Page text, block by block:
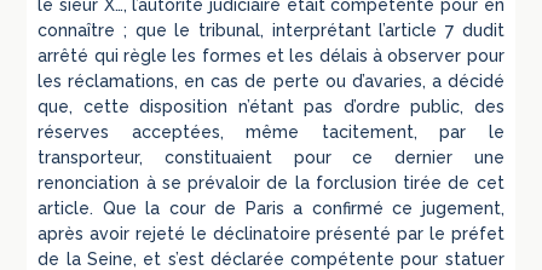
le sieur X…, l’autorité judiciaire était compétente pour en
connaître ; que le tribunal, interprétant l’article 7 dudit
arrêté qui règle les formes et les délais à observer pour
les réclamations, en cas de perte ou d’avaries, a décidé
que, cette disposition n’étant pas d’ordre public, des
réserves acceptées, même tacitement, par le
transporteur, constituaient pour ce dernier une
renonciation à se prévaloir de la forclusion tirée de cet
article. Que la cour de Paris a confirmé ce jugement,
après avoir rejeté le déclinatoire présenté par le préfet
de la Seine, et s’est déclarée compétente pour statuer